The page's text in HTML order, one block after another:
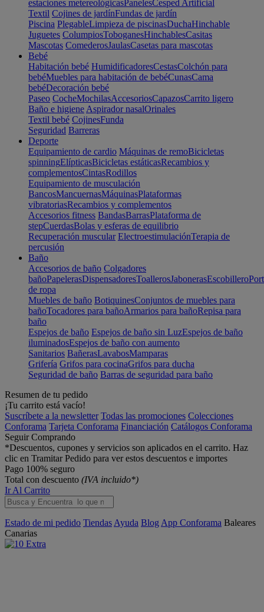
estaciones metereológicasPanelesCesped Artificial
Textil Cojines de jardínFundas de jardín
Piscina PlegableLimpieza de piscinasDuchaHinchable
Juguetes ColumpiosToboganesHinchablesCasitas
Mascotas ComederosJaulasCasetas para mascotas
Bebé
Habitación bebé HumidificadoresCestasColchón para
bebéMuebles para habitación de bebéCunasCama
bebéDecoración bebé
Paseo CocheMochilasAccesoriosCapazosCarrito ligero
Baño e higiene Aspirador nasalOrinales
Textil bebé CojinesFunda
Seguridad Barreras
Deporte
Equipamiento de cardio Máquinas de remoBicicletas
spinningElípticasBicicletas estáticasRecambios y
complementosCintasRodillos
Equipamiento de musculación
BancosMancuernasMáquinasPlataformas
vibratoriasRecambios y complementos
Accesorios fitness BandasBarrasPlataforma de
stepCuerdasBolas y esferas de equilibrio
Recuperación muscular ElectroestimulaciónTerapia de
percusión
Baño
Accesorios de baño Colgadores
bañoPapelerasDispensadoresToallerosJabonerasEscobillero
de ropa
Muebles de baño BotiquinesConjuntos de muebles para
bañoTocadores para bañoArmarios para bañoRepisa para
baño
Espejos de baño Espejos de baño sin LuzEspejos de baño
iluminadosEspejos de baño con aumento
Sanitarios BañerasLavabosMamparas
Grifería Grifos para cocinaGrifos para ducha
Seguridad de baño Barras de seguridad para baño
Resumen de tu pedido
¡Tu carrito está vacío!
Suscríbete a la newsletter Todas las promociones Colecciones
Conforama Tarjeta Conforama Financiación Catálogos Conforama
Seguir Comprando
*Descuentos, cupones y servicios son aplicados en el carrito. Haz
clic en Tramitar Pedido para ver estos descuentos e importes
Pago 100% seguro
Total con descuento (IVA incluido*)
Ir Al Carrito
Estado de mi pedido Tiendas Ayuda Blog App Conforama Baleares
Canarias